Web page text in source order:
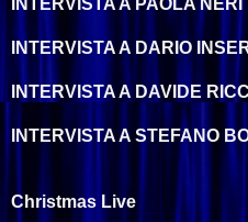
INTERVISTA A DARIO
INTERVISTA A DAVIDE
INTERVISTA A STEFANO
Christmas Live